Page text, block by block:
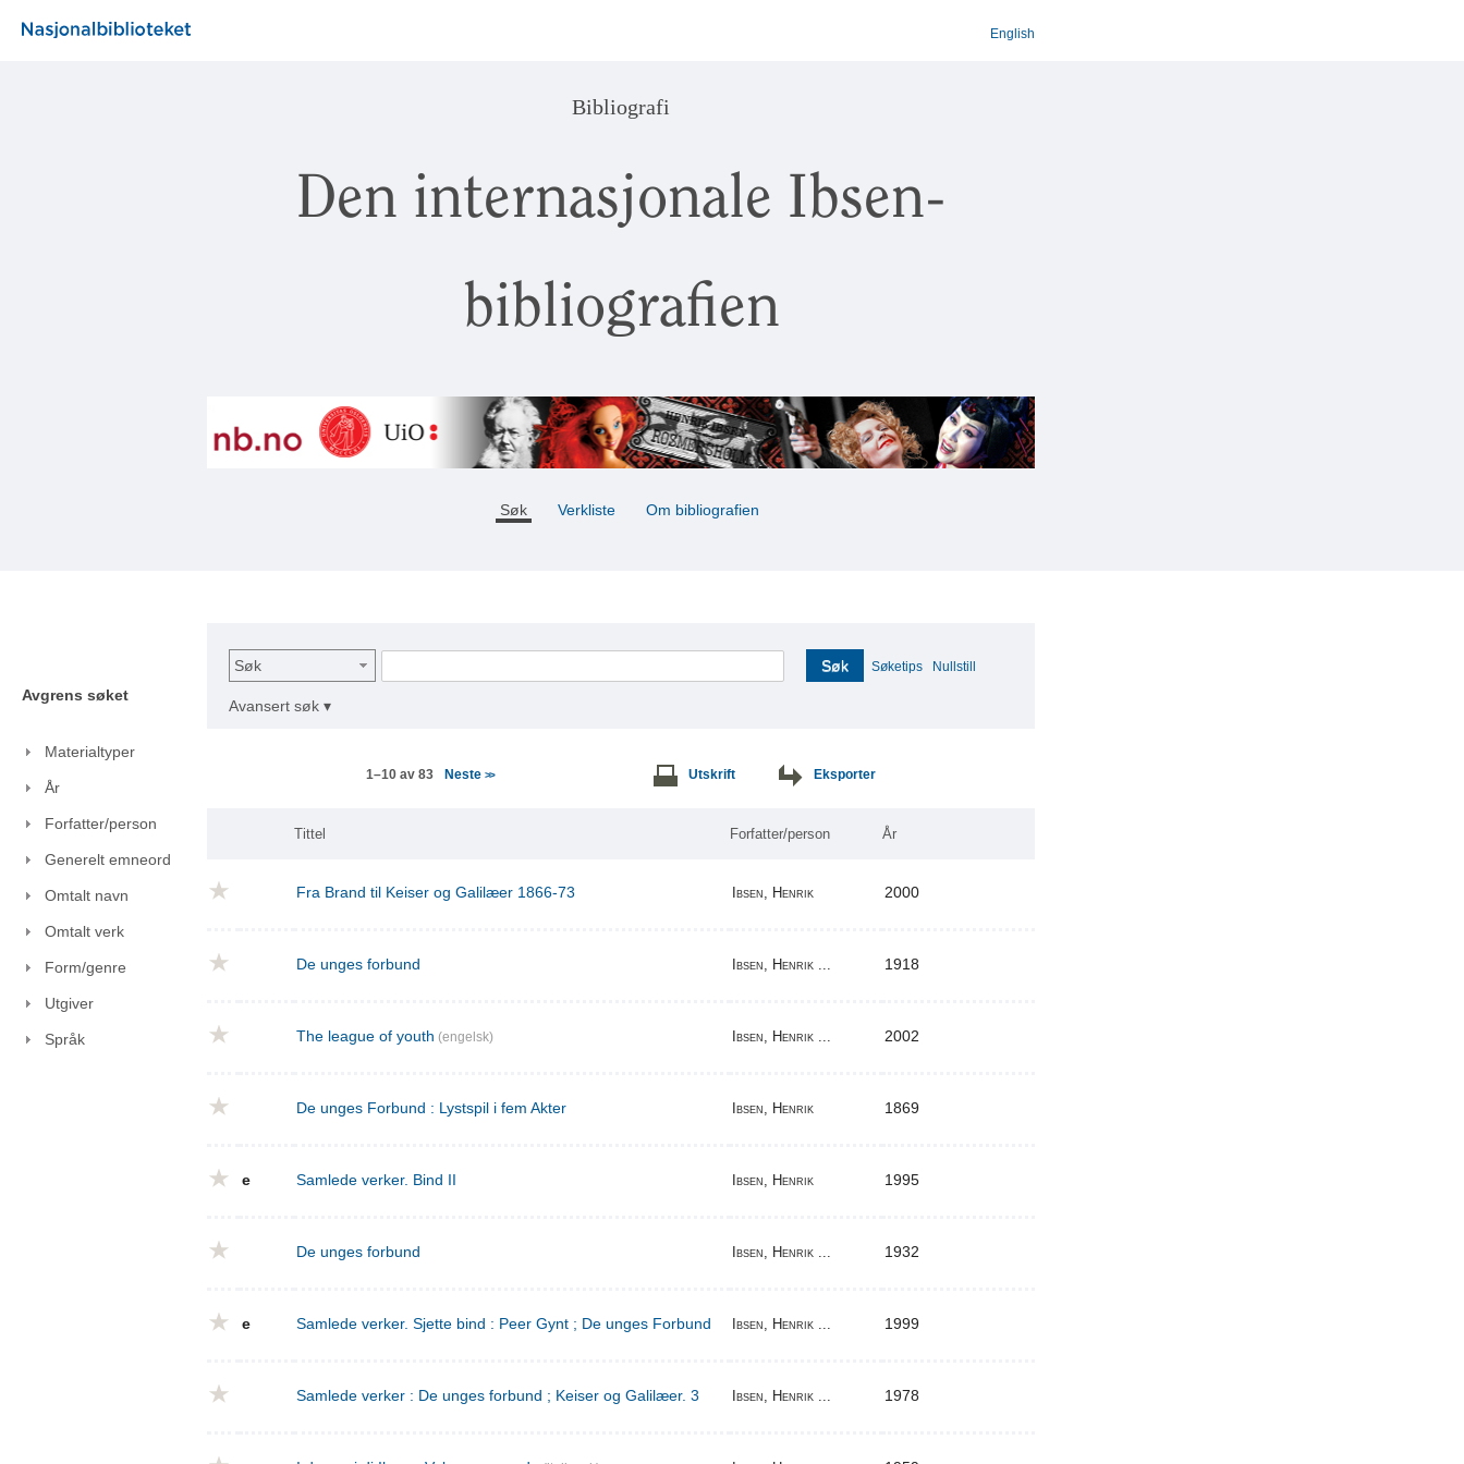
English
Bibliografi
Den internasjonale Ibsen-
bibliografien
Søk Verkliste Om bibliografien
Avgrens søket
Materialtyper
År
Forfatter/person
Generelt emneord
Omtalt navn
Omtalt verk
Form/genre
Utgiver
Språk
Søk Søk Søketips Nullstill
Avansert søk ▾
1–10 av 83 Neste>> Utskrift Eksporter
Tittel Forfatter/person År
Fra Brand til Keiser og Galilæer 1866-73 Ibsen, Henrik 2000
De unges forbund Ibsen, Henrik ... 1918
The league of youth (engelsk) Ibsen, Henrik ... 2002
De unges Forbund : Lystspil i fem Akter Ibsen, Henrik 1869
e Samlede verker. Bind II Ibsen, Henrik 1995
De unges forbund Ibsen, Henrik ... 1932
e Samlede verker. Sjette bind : Peer Gynt ; De unges Forbund Ibsen, Henrik ... 1999
Samlede verker : De unges forbund ; Keiser og Galilæer. 3 Ibsen, Henrik ... 1978